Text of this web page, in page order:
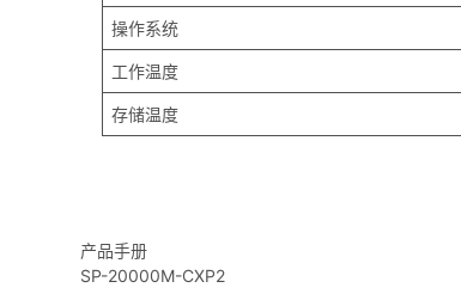
操作系统
工作温度
存储温度
产品手册
SP-20000M-CXP2